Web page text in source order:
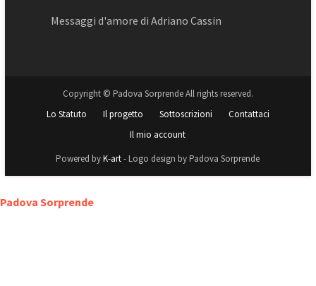
Messaggi d'amore di Adriano Cassin
Copyright © Padova Sorprende All rights reserved.
Lo Statuto
Il progetto Sottoscrizioni
Contattaci
Il mio account
Powered byK-art- Logo design by Padova Sorprende
Padova Sorprende